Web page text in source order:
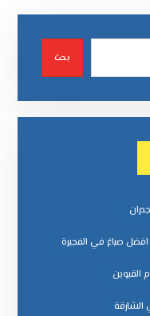
بحث
افضل صباغ في الفجيرة
القيوين
الشارقة